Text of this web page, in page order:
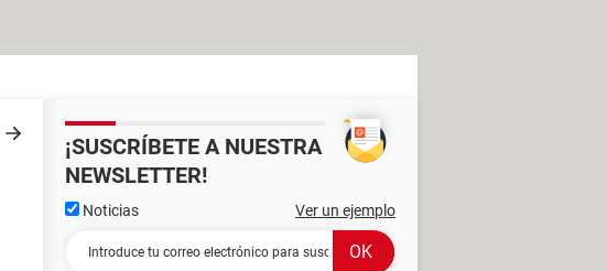
¡SUSCRÍBETE A NUESTRA
NEWSLETTER!
Noticias Ver un ejemplo